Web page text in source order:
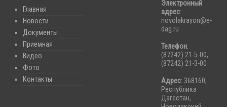
Главная
Новости
Документы
Приемная
Видео
Фото
Контакты
Электронный
адрес:
novolakrayon@e-
dag.ru
Телефон:
(87242) 21-5-00,
(87242) 21-3-00
Адрес: 368160,
Республика
Дагестан,